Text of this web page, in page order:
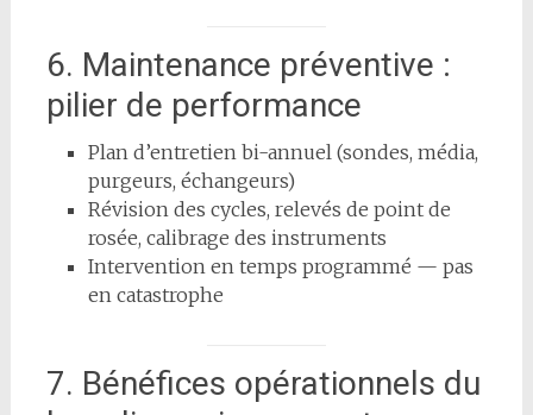
6. Maintenance préventive :
pilier de performance
Plan d’entretien bi-annuel (sondes, média,
purgeurs, échangeurs)
Révision des cycles, relevés de point de
rosée, calibrage des instruments
Intervention en temps programmé — pas
en catastrophe
7. Bénéfices opérationnels du